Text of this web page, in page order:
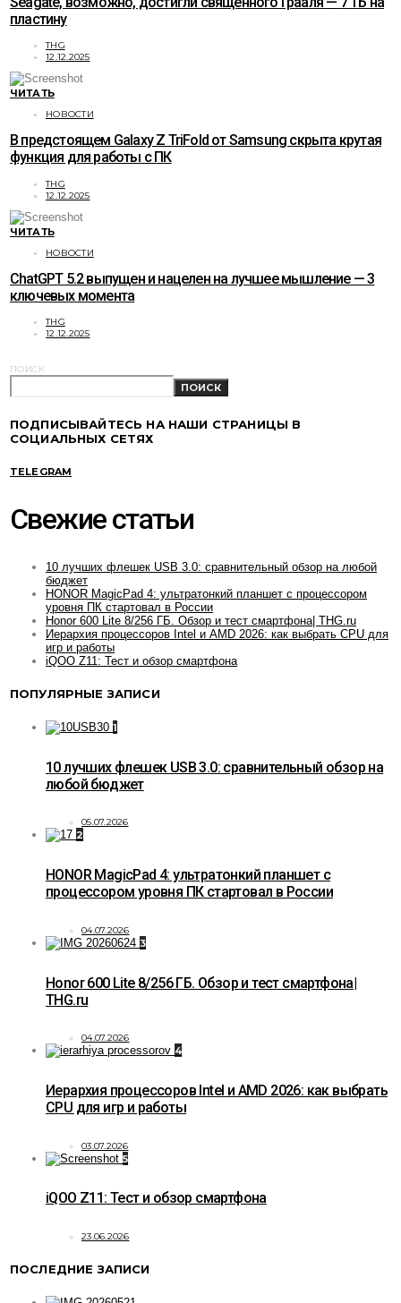
пластину
THG
12.12.2025
ЧИТАТЬ
НОВОСТИ
В предстоящем Galaxy Z TriFold от Samsung скрыта крутая
функция для работы с ПК
THG
12.12.2025
ЧИТАТЬ
НОВОСТИ
ChatGPT 5.2 выпущен и нацелен на лучшее мышление — 3
ключевых момента
THG
12.12.2025
ПОИСК
ПОИСК
ПОДПИСЫВАЙТЕСЬ НА НАШИ СТРАНИЦЫ В
СОЦИАЛЬНЫХ СЕТЯХ
TELEGRAM
Свежие статьи
10 лучших флешек USB 3.0: сравнительный обзор на любой
бюджет
HONOR MagicPad 4: ультратонкий планшет с процессором
уровня ПК стартовал в России
Honor 600 Lite 8/256 ГБ. Обзор и тест смартфона| THG.ru
Иерархия процессоров Intel и AMD 2026: как выбрать CPU для
игр и работы
iQOO Z11: Тест и обзор смартфона
ПОПУЛЯРНЫЕ ЗАПИСИ
1
10 лучших флешек USB 3.0: сравнительный обзор на
любой бюджет
05.07.2026
2
HONOR MagicPad 4: ультратонкий планшет с
процессором уровня ПК стартовал в России
04.07.2026
3
Honor 600 Lite 8/256 ГБ. Обзор и тест смартфона|
THG.ru
04.07.2026
4
Иерархия процессоров Intel и AMD 2026: как выбрать
CPU для игр и работы
03.07.2026
5
iQOO Z11: Тест и обзор смартфона
23.06.2026
ПОСЛЕДНИЕ ЗАПИСИ